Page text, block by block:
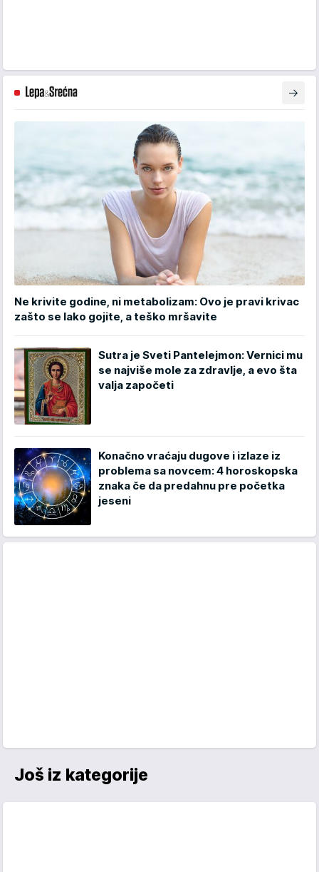
Ne krivite godine, ni metabolizam: Ovo je pravi krivac
zašto se lako gojite, a teško mršavite
Sutra je Sveti Pantelejmon: Vernici mu
se najviše mole za zdravlje, a evo šta
valja započeti
Konačno vraćaju dugove i izlaze iz
problema sa novcem: 4 horoskopska
znaka če da predahnu pre početka
jeseni
Još iz kategorije